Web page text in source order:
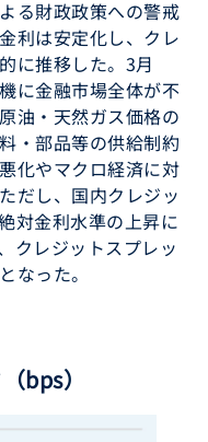
る財政政策への警戒
利は安定化し、クレ
に推移した。3月
に金融市場全体が不
油・天然ガス価格の
・部品等の供給制約
化やマクロ経済に対
だし、国内クレジッ
対金利水準の上昇に
クレジットスプレッ
なった。
bps）